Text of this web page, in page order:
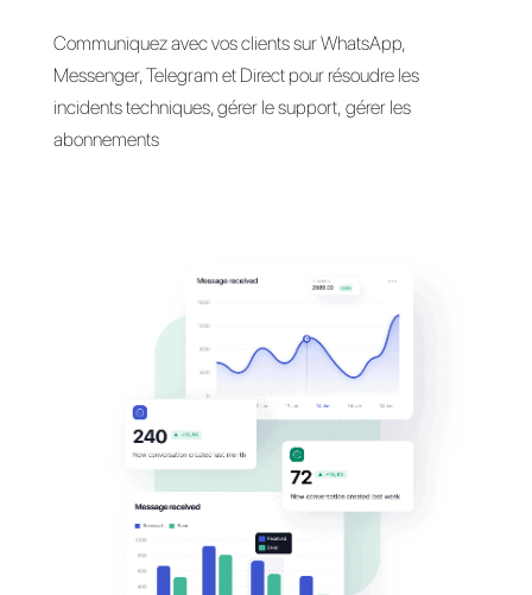
Communiquez avec
vos étudiantssur leurs
app favorites
Communiquez avec vos clients sur WhatsApp,
Messenger, Telegram et Direct pour résoudre les
incidents techniques, gérer le support, gérer les